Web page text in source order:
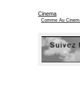
Cinema
Comme Au